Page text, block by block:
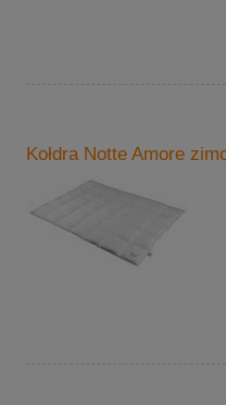
Kołdra Notte Amore